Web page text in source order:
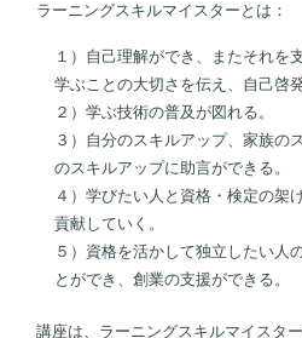
ラーニングスキルマイスターとは：
１）自己理解ができ、またそれを
学ぶことの大切さを伝え、自己啓
２）学ぶ技術の普及が図れる。
３）自分のスキルアップ、家族の
のスキルアップに助言ができる。
４）学びたい人と資格・検定の架
貢献していく。
５）資格を活かして独立したい人
とができ、創業の支援ができる。
講座は、ラーニングスキルマイスタ